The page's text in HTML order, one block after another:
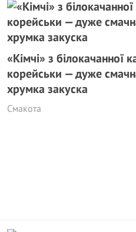
«Кімчі» з білокачанної
корейськи — дуже
хрумка закуска
Смакота